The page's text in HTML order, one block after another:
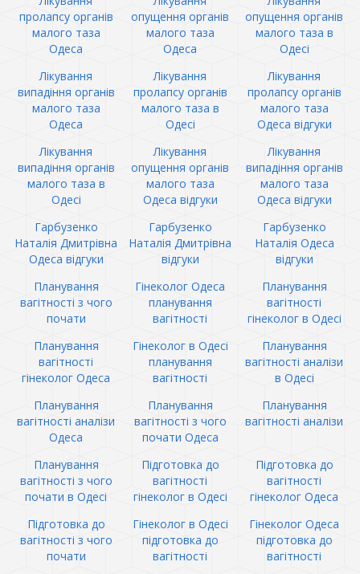
пролапсу органів
малого таза
Одеса
опущення органів
малого таза
Одеса
опущення органів
малого таза в
Одесі
Лікування
випадіння органів
малого таза
Одеса
Лікування
пролапсу органів
малого таза в
Одесі
Лікування
пролапсу органів
малого таза
Одеса відгуки
Лікування
випадіння органів
малого таза в
Одесі
Лікування
опущення органів
малого таза
Одеса відгуки
Лікування
випадіння органів
малого таза
Одеса відгуки
Гарбузенко
Наталія Дмитрівна
Одеса відгуки
Гарбузенко
Наталія Дмитрівна
відгуки
Гарбузенко
Наталія Одеса
відгуки
Планування
вагітності з чого
почати
Гінеколог Одеса
планування
вагітності
Планування
вагітності
гінеколог в Одесі
Планування
вагітності
гінеколог Одеса
Гінеколог в Одесі
планування
вагітності
Планування
вагітності аналізи
в Одесі
Планування
вагітності аналізи
Одеса
Планування
вагітності з чого
почати Одеса
Планування
вагітності аналізи
Планування
вагітності з чого
почати в Одесі
Підготовка до
вагітності
гінеколог в Одесі
Підготовка до
вагітності
гінеколог Одеса
Підготовка до
вагітності з чого
почати
Гінеколог в Одесі
підготовка до
вагітності
Гінеколог Одеса
підготовка до
вагітності